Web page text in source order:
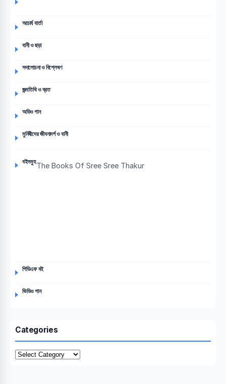
আচার্য বার্তা
বানী ও ছড়া
সদালোচনা ও বিশ্লেষণ
জন্মতিথি ও ব্রত
অডিও গান
মুনিষীদের জীবনাদর্শ ও বানী
বইসমুহThe Books Of Sree Sree Thakur
পিডিএফ বই
ভিডিও গান
Categories
Categories